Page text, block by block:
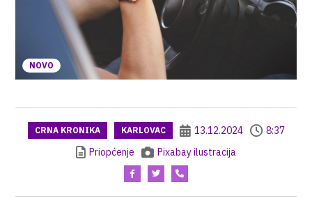
NOVO
CRNA KRONIKA KARLOVAC 13.12.2024
8:37
Priopćenje
Pixabay ilustracija